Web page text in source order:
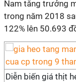
Nam tăng trưởng
trong năm 2018
122% lên 50.693
Diễn biến giá thịt